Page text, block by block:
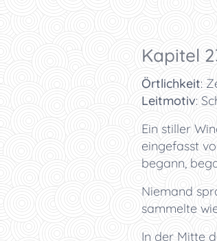
Kapitel
Örtlichkeit:
Leitmotiv:
Ein stiller
eingefasst
begann,
Niemand
sammelte
In der Mitte